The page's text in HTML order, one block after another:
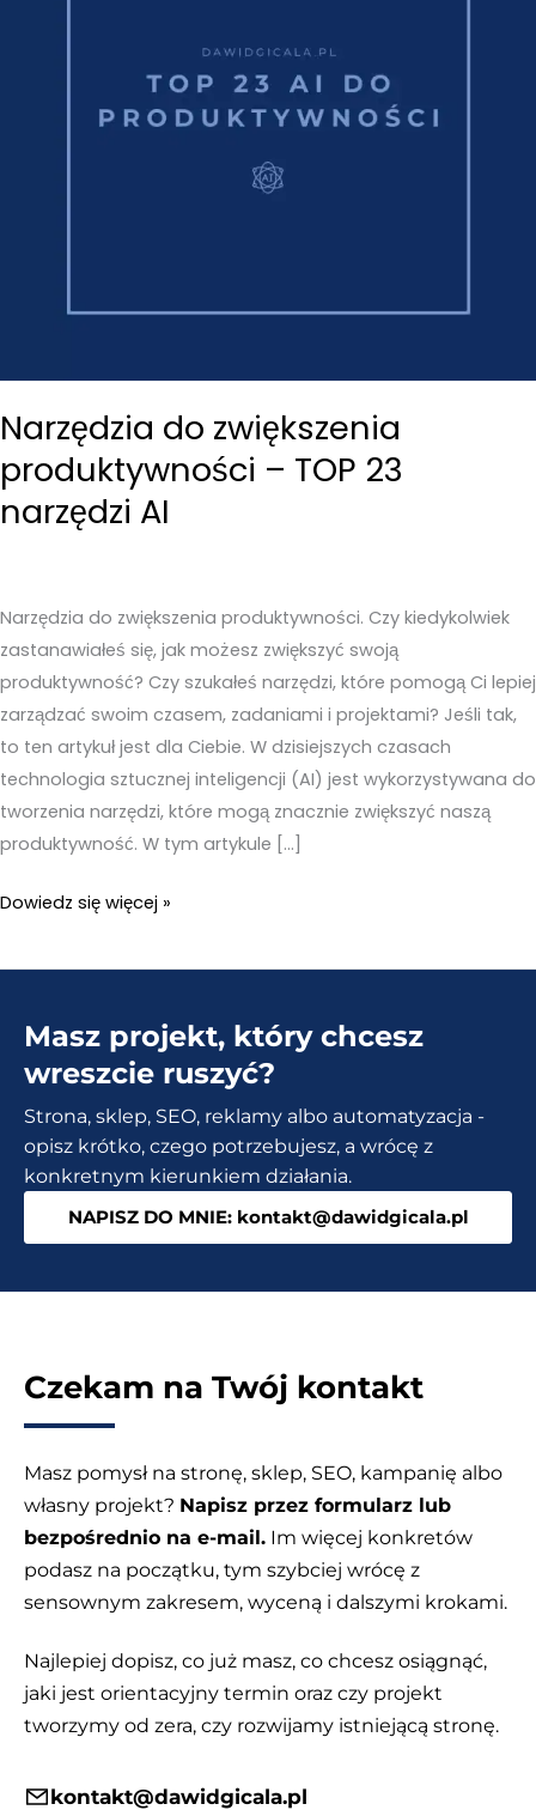
Narzędzia do zwiększenia
produktywności – TOP 23
narzędzi AI
Narzędzia do zwiększenia produktywności. Czy kiedykolwiek
zastanawiałeś się, jak możesz zwiększyć swoją
produktywność? Czy szukałeś narzędzi, które pomogą Ci lepiej
zarządzać swoim czasem, zadaniami i projektami? Jeśli tak,
to ten artykuł jest dla Ciebie. W dzisiejszych czasach
technologia sztucznej inteligencji (AI) jest wykorzystywana do
tworzenia narzędzi, które mogą znacznie zwiększyć naszą
produktywność. W tym artykule […]
Narzędzia
zwiększenia
TOP
narzędzi
Dowiedz się więcej »
Masz projekt, który chcesz
wreszcie ruszyć?
Strona, sklep, SEO, reklamy albo automatyzacja -
opisz krótko, czego potrzebujesz, a wrócę z
konkretnym kierunkiem działania.
NAPISZ DO MNIE: kontakt@dawidgicala.pl
Czekam na Twój kontakt
Masz pomysł na stronę, sklep, SEO, kampanię albo
własny projekt? Napisz przez formularz lub
bezpośrednio na e-mail. Im więcej konkretów
podasz na początku, tym szybciej wrócę z
sensownym zakresem, wyceną i dalszymi krokami.
Najlepiej dopisz, co już masz, co chcesz osiągnąć,
jaki jest orientacyjny termin oraz czy projekt
tworzymy od zera, czy rozwijamy istniejącą stronę.
kontakt@dawidgicala.pl